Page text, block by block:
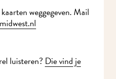
weggegeven. Mail
luisteren?Die vind je